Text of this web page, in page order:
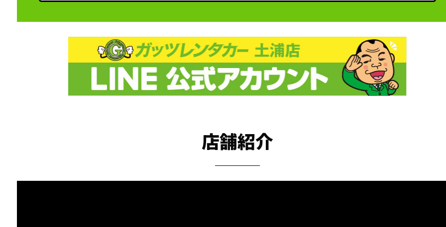
店舗紹介